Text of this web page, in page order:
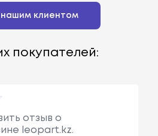
нашим клиентом
покупателей:
отзыв о
leopart.kz.